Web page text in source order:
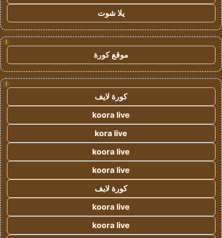
يلا شوت
!
موقع كورة
!
كورة لايف
koora live
kora live
koora live
koora live
كورة لايف
koora live
koora live